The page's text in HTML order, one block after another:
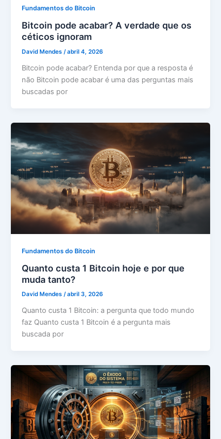
Fundamentos do Bitcoin
Bitcoin pode acabar? A verdade que os
céticos ignoram
David Mendes/abril 4, 2026
Bitcoin pode acabar? Entenda por que a resposta é
não Bitcoin pode acabar é uma das perguntas mais
buscadas por
Fundamentos do Bitcoin
Quanto custa 1 Bitcoin hoje e por que
muda tanto?
David Mendes/abril 3, 2026
Quanto custa 1 Bitcoin: a pergunta que todo mundo
faz Quanto custa 1 Bitcoin é a pergunta mais
buscada por